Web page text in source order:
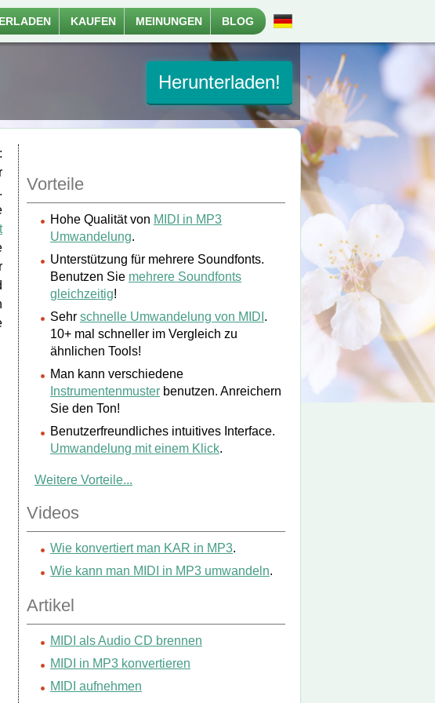
KAUFEN MEINUNGEN BLOG
Herunterladen!
Vorteile
Hohe Qualität von MIDI in MP3
Umwandelung.
Unterstützung für mehrere Soundfonts.
Benutzen Sie mehrere Soundfonts
gleichzeitig!
Sehr schnelle Umwandelung von MIDI .
10+ mal schneller im Vergleich zu
ähnlichen Tools!
Man kann verschiedene
Instrumentenmuster benutzen. Anreichern
Sie den Ton!
Benutzerfreundliches intuitives Interface.
Umwandelung mit einem Klick.
Weitere Vorteile...
Videos
Wie konvertiert man KAR in MP3.
Wie kann man MIDI in MP3 umwandeln.
Artikel
MIDI als Audio CD brennen
MIDI in MP3 konvertieren
MIDI aufnehmen